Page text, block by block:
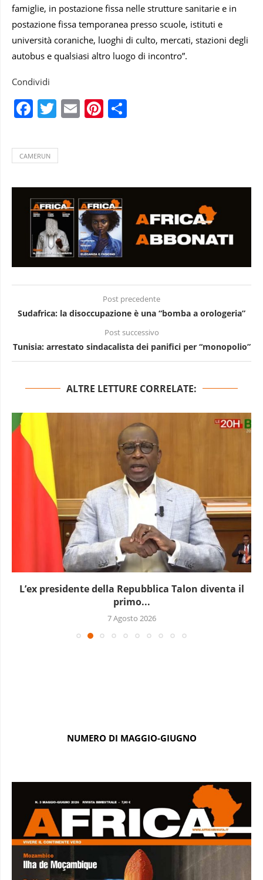
famiglie, in postazione fissa nelle strutture sanitarie e in
postazione fissa temporanea presso scuole, istituti e
università coraniche, luoghi di culto, mercati, stazioni degli
autobus e qualsiasi altro luogo di incontro”.
Condividi
Facebook
Twitter
EmailPinterest
CAMERUN
Post precedente
Sudafrica: la disoccupazione è una “bomba a orologeria”
Post successivo
Tunisia: arrestato sindacalista dei panifici per “monopolio”
ALTRE LETTURE CORRELATE:
L’ex presidente della Repubblica Talon diventa il
primo...
7 Agosto 2026
NUMERO DI MAGGIO-GIUGNO